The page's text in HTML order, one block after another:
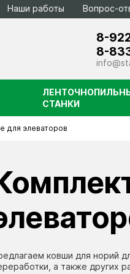
Наши работы Вопрос-
8-
8-
СТАНКИ
для элеваторов
ковши для норий
а также других